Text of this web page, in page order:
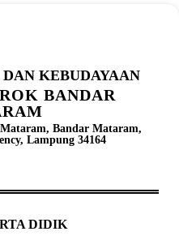
KEBUDAYAAN
BANDAR
Bandar Mataram,
Lampung 34164
DIDIK